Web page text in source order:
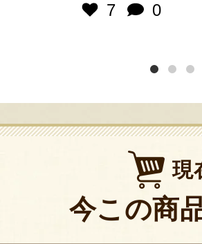
7
0
現
今この商